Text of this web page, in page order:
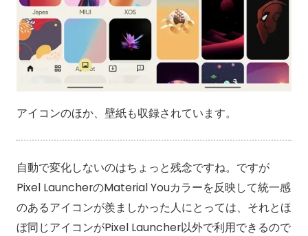
アイコンのほか、壁紙も収録されています。
自動で変化しないのはちょっと残念ですね。ですが
Pixel LauncherのMaterial Youカラーを反映して統一感
のあるアイコンが羨ましかった人にとっては、それとほ
ぼ同じアイコンがPixel Launcher以外で利用できるので